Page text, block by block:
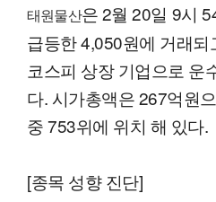
태원물산은 2월 20일 9시
급등한 4,050원에 거래
코스피 상장 기업으로 운
다. 시가총액은 267억원
중 753위에 위치 해 있다.
[종목 성향 진단]